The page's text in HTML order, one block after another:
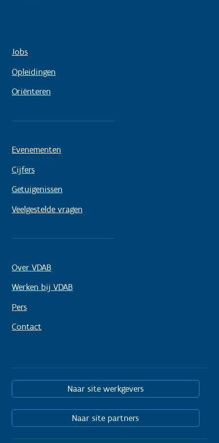
Jobs
Opleidingen
Oriënteren
Evenementen
Cijfers
Getuigenissen
Veelgestelde vragen
Over VDAB
Werken bij VDAB
Pers
Contact
Naar site werkgevers
Naar site partners